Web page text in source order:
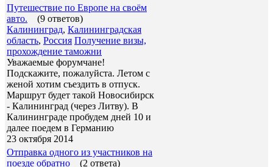
Путешествие по Европе на своём
авто.
(9 ответов)
Калининград, Калининградская
область, Россия Получение визы,
прохождение таможни
Уважаемые форумчане!
Подскажите, пожалуйста. Летом с
женой хотим съездить в отпуск.
Маршрут будет такой Новосибирск
- Калининград (через Литву). В
Калининграде пробудем дней 10 и
далее поедем в Германию
23 октября 2014
Отправка одного из участников на
поезде обратно
(2 ответа)